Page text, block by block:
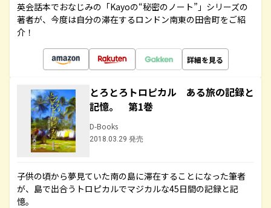
英会話本でおなじみの「Kayoの“秘密のノート”」シリーズの
著者が、今度は自分の滞在するロンドン南東の田舎町をご紹
介！
詳細を見る
とろとろトロピカル ある旅の記録と
記憶。 第1巻
D-Books
2018.03.29 発売
子供の頃から夢見ていた南の島に滞在することになった筆者
が、島で出合うトロピカルでマジカルな45日間の記録と記
憶。